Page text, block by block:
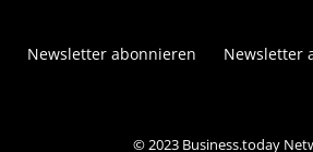
Newsletter abonnieren Newsletter
© 2023 Business.today